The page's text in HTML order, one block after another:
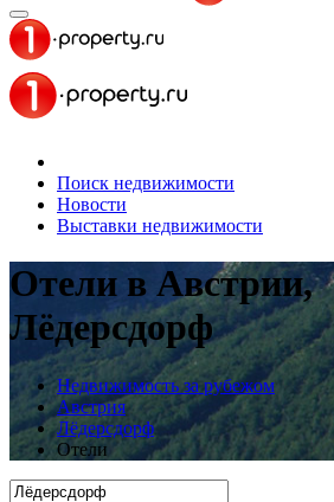
Поиск недвижимости
Новости
Выставки недвижимости
Отели в Австрии,
Лёдерсдорф
Недвижимость за рубежом
Австрия
Лёдерсдорф
Отели